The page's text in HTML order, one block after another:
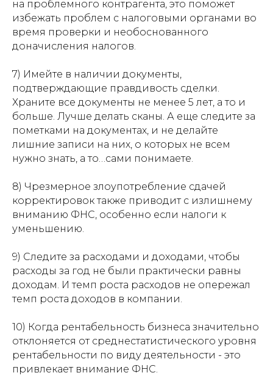
на проблемного контрагента, это поможет
избежать проблем с налоговыми органами во
время проверки и необоснованного
доначисления налогов.
7) Имейте в наличии документы,
подтверждающие правдивость сделки.
Храните все документы не менее 5 лет, а то и
больше. Лучше делать сканы. А еще следите за
пометками на документах, и не делайте
лишние записи на них, о которых не всем
нужно знать, а то…сами понимаете.
8) Чрезмерное злоупотребление сдачей
корректировок также приводит с излишнему
вниманию ФНС, особенно если налоги к
уменьшению.
9) Следите за расходами и доходами, чтобы
расходы за год не были практически равны
доходам. И темп роста расходов не опережал
темп роста доходов в компании.
10) Когда рентабельность бизнеса значительно
отклоняется от среднестатистического уровня
рентабельности по виду деятельности - это
привлекает внимание ФНС.